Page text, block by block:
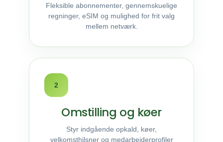
Fleksible abonnementer, gennemskuelige
regninger, eSIM og mulighed for frit valg
mellem netværk.
2
Omstilling og køer
Styr indgående opkald, køer,
velkomsthilsner og medarbejderprofiler